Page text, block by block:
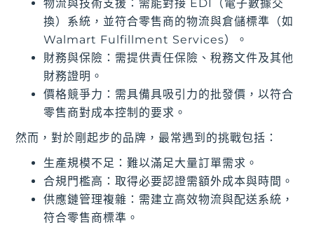
物流與技術支援：需能對接 EDI（電子數據交
換）系統，並符合零售商的物流與倉儲標準（如
Walmart Fulfillment Services）。
財務與保險：需提供責任保險、稅務文件及其他
財務證明。
價格競爭力：需具備具吸引力的批發價，以符合
零售商對成本控制的要求。
然而，對於剛起步的品牌，最常遇到的挑戰包括：
生產規模不足：難以滿足大量訂單需求。
合規門檻高：取得必要認證需額外成本與時間。
供應鏈管理複雜：需建立高效物流與配送系統，
符合零售商標準。